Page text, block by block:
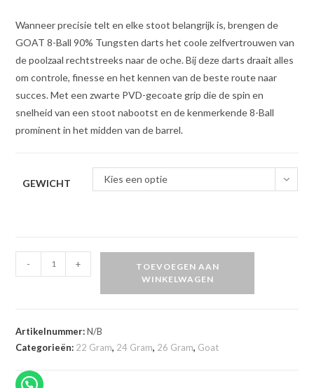
Wanneer precisie telt en elke stoot belangrijk is, brengen de
GOAT 8-Ball 90% Tungsten darts het coole zelfvertrouwen van
de poolzaal rechtstreeks naar de oche. Bij deze darts draait alles
om controle, finesse en het kennen van de beste route naar
succes. Met een zwarte PVD-gecoate grip die de spin en
snelheid van een stoot nabootst en de kenmerkende 8-Ball
prominent in het midden van de barrel.
GEWICHT Kies een optie
8-
aantal
- +
TOEVOEGEN AAN
WINKELWAGEN
Artikelnummer:N/B
Categorieën: 22 Gram, 24 Gram, 26 Gram, Goat